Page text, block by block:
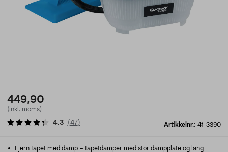
449,90
(inkl. moms)
Artikkelnr.: 41-3390
4.3 (47)
Fjern tapet med damp – tapetdamper med stor dampplate og lang